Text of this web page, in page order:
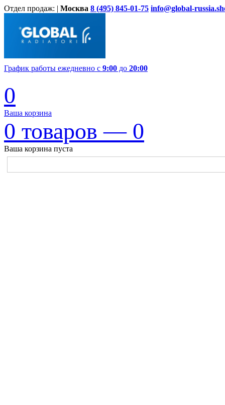
Отдел продаж: | Москва 8 (495) 845-01-75 info@global-
График работы ежедневно с 9:00 до 20:00
0
Ваша корзина
0 товаров — 0
Ваша корзина пуста